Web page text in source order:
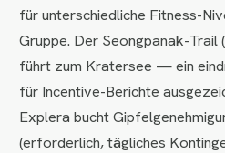
für unterschiedliche Fitness-
Gruppe. Der Seongpanak-Trail
führt zum Kratersee — ein
für Incentive-Berichte
Explera bucht
(erforderlich, tägliches